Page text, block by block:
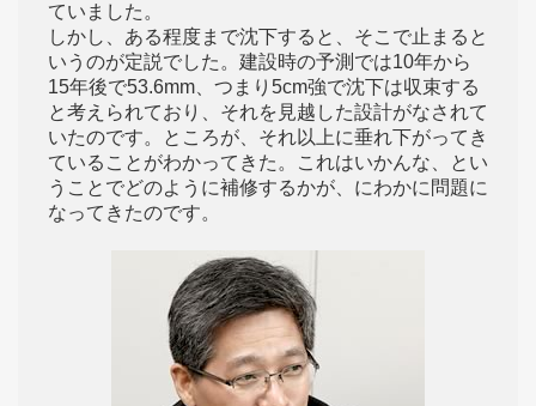
ていました。
しかし、ある程度まで沈下すると、そこで止まると
いうのが定説でした。建設時の予測では10年から
15年後で53.6mm、つまり5cm強で沈下は収束する
と考えられており、それを見越した設計がなされて
いたのです。ところが、それ以上に垂れ下がってき
ていることがわかってきた。これはいかんな、とい
うことでどのように補修するかが、にわかに問題に
なってきたのです。